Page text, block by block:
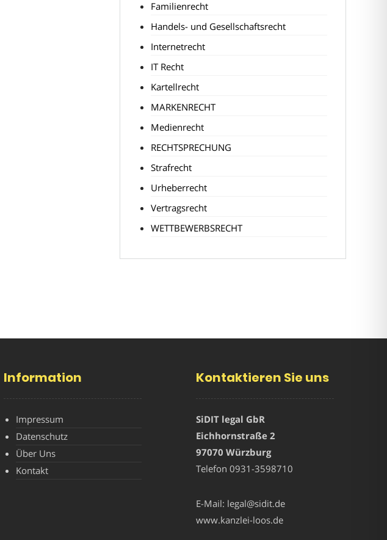
Familienrecht
Handels- und Gesellschaftsrecht
Internetrecht
IT Recht
Kartellrecht
MARKENRECHT
Medienrecht
RECHTSPRECHUNG
Strafrecht
Urheberrecht
Vertragsrecht
WETTBEWERBSRECHT
Information
Impressum
Datenschutz
Über Uns
Kontakt
Kontaktieren Sie uns
SiDIT legal GbR
Eichhornstraße 2
97070 Würzburg
Telefon 0931-3598710
E-Mail: legal@sidit.de
www.kanzlei-loos.de